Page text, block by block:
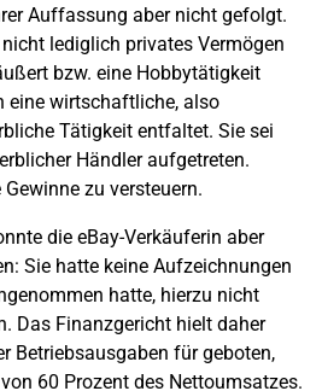
Auffassung aber nicht gefolgt.
lediglich privates Vermögen
bzw. eine Hobbytätigkeit
eine wirtschaftliche, also
Tätigkeit entfaltet. Sie sei
Händler aufgetreten.
zu versteuern.
die eBay-Verkäuferin aber
Sie hatte keine Aufzeichnungen
hatte, hierzu nicht
Das Finanzgericht hielt daher
Betriebsausgaben für geboten,
60 Prozent des Nettoumsatzes.